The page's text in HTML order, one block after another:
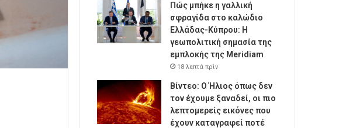
Πώς μπήκε η γαλλική
σφραγίδα στο καλώδιο
Ελλάδας-Κύπρου: Η
γεωπολιτική σημασία της
εμπλοκής της Meridiam
18 λεπτά πρίν
Βίντεο: Ο Ήλιος όπως δεν
τον έχουμε ξαναδεί, οι πιο
λεπτομερείς εικόνες που
έχουν καταγραφεί ποτέ